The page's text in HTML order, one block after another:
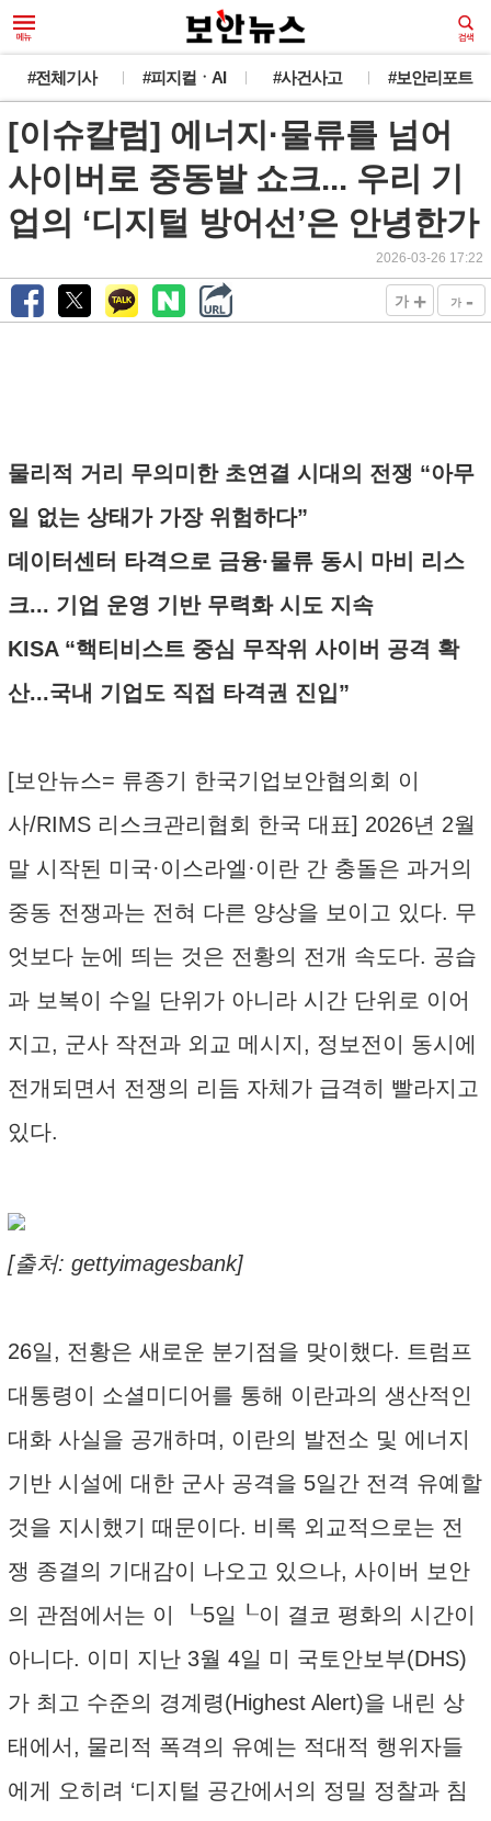
#전체기사 #피지컬ㆍAI #사건사고 #보안리포트
[이슈칼럼] 에너지·물류를 넘어
사이버로 중동발 쇼크... 우리 기
업의 ‘디지털 방어선’은 안녕한가
2026-03-26 17:22
가 + 가 -
물리적 거리 무의미한 초연결 시대의 전쟁 “아무
일 없는 상태가 가장 위험하다”
데이터센터 타격으로 금융·물류 동시 마비 리스
크... 기업 운영 기반 무력화 시도 지속
KISA “핵티비스트 중심 무작위 사이버 공격 확
산...국내 기업도 직접 타격권 진입”
[보안뉴스= 류종기 한국기업보안협의회 이
사/RIMS 리스크관리협회 한국 대표] 2026년 2월
말 시작된 미국·이스라엘·이란 간 충돌은 과거의
중동 전쟁과는 전혀 다른 양상을 보이고 있다. 무
엇보다 눈에 띄는 것은 전황의 전개 속도다. 공습
과 보복이 수일 단위가 아니라 시간 단위로 이어
지고, 군사 작전과 외교 메시지, 정보전이 동시에
전개되면서 전쟁의 리듬 자체가 급격히 빨라지고
있다.
[출처: gettyimagesbank]
26일, 전황은 새로운 분기점을 맞이했다. 트럼프
대통령이 소셜미디어를 통해 이란과의 생산적인
대화 사실을 공개하며, 이란의 발전소 및 에너지
기반 시설에 대한 군사 공격을 5일간 전격 유예할
것을 지시했기 때문이다. 비록 외교적으로는 전
쟁 종결의 기대감이 나오고 있으나, 사이버 보안
의 관점에서는 이 ┖5일┖이 결코 평화의 시간이
아니다. 이미 지난 3월 4일 미 국토안보부(DHS)
가 최고 수준의 경계령(Highest Alert)을 내린 상
태에서, 물리적 폭격의 유예는 적대적 행위자들
에게 오히려 ‘디지털 공간에서의 정밀 정찰과 침